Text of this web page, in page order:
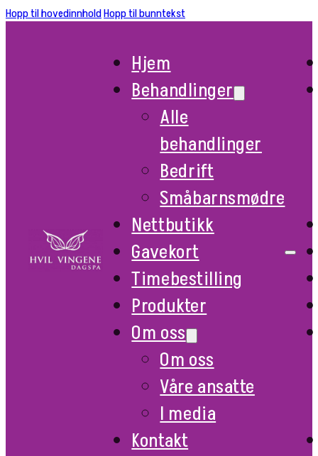
Hopp til hovedinnholdHopp til bunntekst
Hjem
Behandlinger
Alle
behandlinger
Bedrift
Småbarnsmødre
Nettbutikk
Gavekort
Timebestilling
Produkter
Om oss
Om oss
Våre ansatte
I media
Kontakt